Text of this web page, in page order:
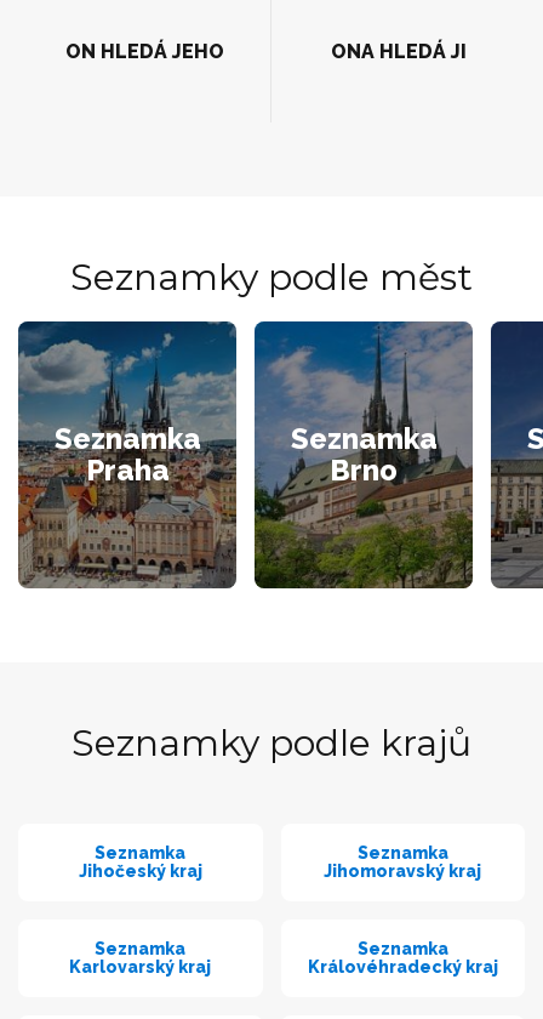
ON HLEDÁ JEHO ONA HLEDÁ JI
Seznamky podle měst
Seznamka
Praha
Seznamka
Brno
Seznamky podle krajů
Seznamka
Jihočeský kraj
Seznamka
Jihomoravský kraj
Seznamka
Karlovarský kraj
Seznamka
Královéhradecký kraj